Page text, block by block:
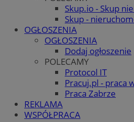
Skup.io - Skup
Skup -
OGŁOSZENIA
OGŁOSZENIA
Dodaj ogłoszenie
POLECAMY
Protocol IT
Pracuj.pl - praca
Praca Zabrze
REKLAMA
WSPÓŁPRACA